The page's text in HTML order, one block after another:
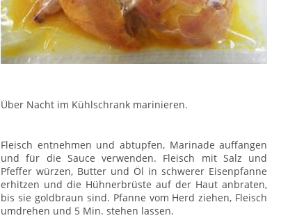
Über Nacht im Kühlschrank marinieren.
Fleisch entnehmen und abtupfen, Marinade auffangen
und für die Sauce verwenden. Fleisch mit Salz und
Pfeffer würzen, Butter und Öl in schwerer Eisenpfanne
erhitzen und die Hühnerbrüste auf der Haut anbraten,
bis sie goldbraun sind. Pfanne vom Herd ziehen, Fleisch
umdrehen und 5 Min. stehen lassen.